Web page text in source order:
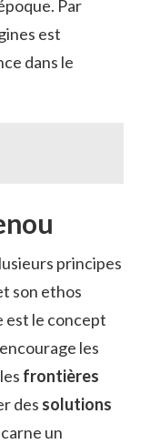
Par
est
dans le
principes
son ethos
est le concept
les
frontières
des solutions
un